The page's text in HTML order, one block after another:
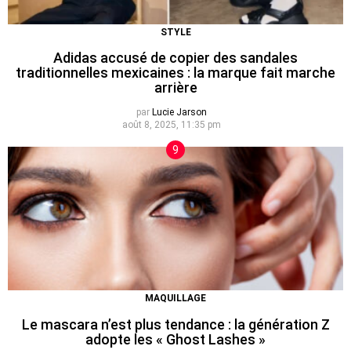
STYLE
Adidas accusé de copier des sandales
traditionnelles mexicaines : la marque fait marche
arrière
par Lucie Jarson
août 8, 2025, 11:35 pm
MAQUILLAGE
Le mascara n’est plus tendance : la génération Z
adopte les « Ghost Lashes »